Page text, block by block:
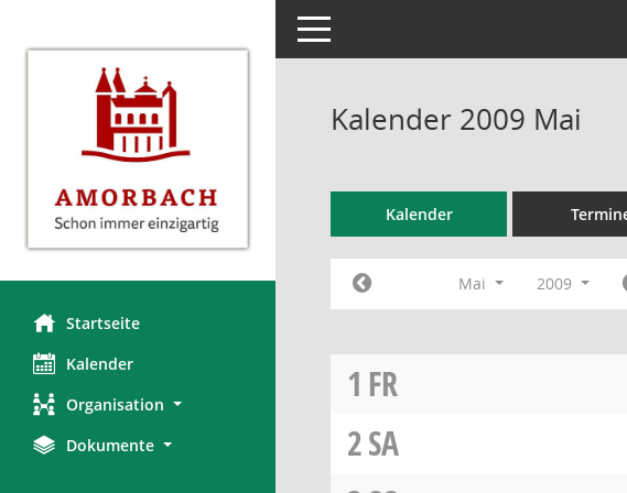
Startseite
Kalender
Organisation
Dokumente
Toggle navigation
Kalender 2009 Mai
Kalender
Mai 2009
1 FR
2SA